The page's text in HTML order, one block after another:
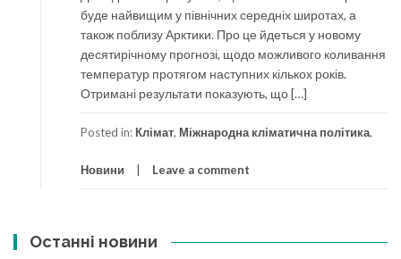
буде найвищим у північних середніх широтах, а
також поблизу Арктики. Про це йдеться у новому
десятирічному прогнозі, щодо можливого коливання
температур протягом наступних кількох років.
Отримані результати показують, що […]
Posted in: Клімат, Міжнародна кліматична політика,
Новини Leave a comment
Останні новини